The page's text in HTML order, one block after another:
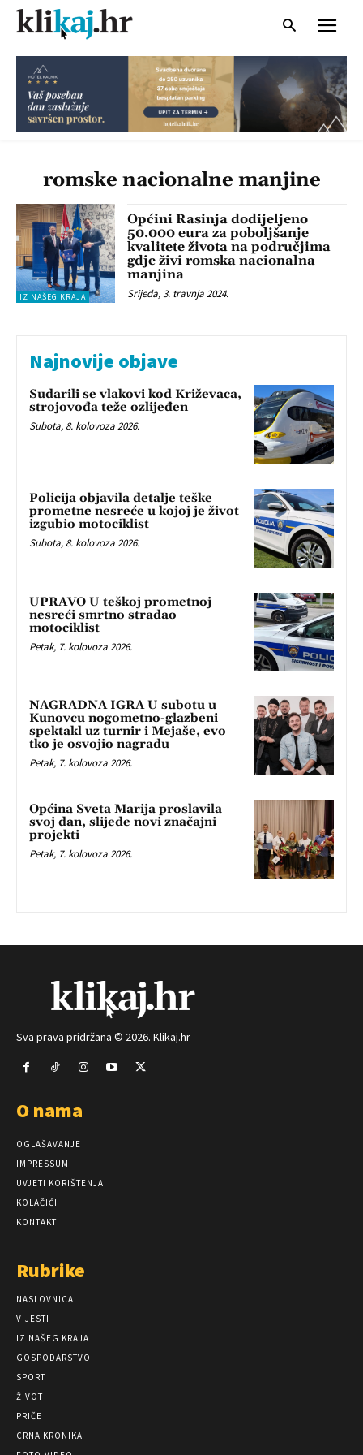
romske nacionalne manjine
IZ NAŠEG KRAJA
Općini Rasinja dodijeljeno
50.000 eura za poboljšanje
kvalitete života na područjima
gdje živi romska nacionalna
manjina
Srijeda, 3. travnja 2024.
Najnovije objave
Sudarili se vlakovi kod Križevaca,
strojovođa teže ozlijeđen
Subota, 8. kolovoza 2026.
Policija objavila detalje teške
prometne nesreće u kojoj je život
izgubio motociklist
Subota, 8. kolovoza 2026.
UPRAVO U teškoj prometnoj
nesreći smrtno stradao
motociklist
Petak, 7. kolovoza 2026.
NAGRADNA IGRA U subotu u
Kunovcu nogometno-glazbeni
spektakl uz turnir i Mejaše, evo
tko je osvojio nagradu
Petak, 7. kolovoza 2026.
Općina Sveta Marija proslavila
svoj dan, slijede novi značajni
projekti
Petak, 7. kolovoza 2026.
Sva prava pridržana © 2026. Klikaj.hr
O nama
OGLAŠAVANJE
IMPRESSUM
UVJETI KORIŠTENJA
KOLAČIĆI
KONTAKT
Rubrike
NASLOVNICA
VIJESTI
IZ NAŠEG KRAJA
GOSPODARSTVO
SPORT
ŽIVOT
PRIČE
CRNA KRONIKA